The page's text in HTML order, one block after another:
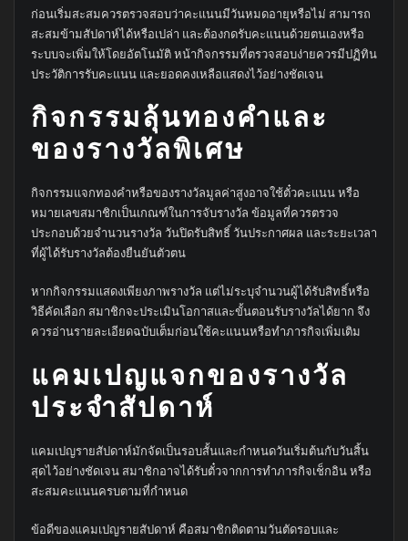
ก่อนเริ่มสะสมควรตรวจสอบว่าคะแนนมีวันหมดอายุหรือไม่ สามารถ
สะสมข้ามสัปดาห์ได้หรือเปล่า และต้องกดรับคะแนนด้วยตนเองหรือ
ระบบจะเพิ่มให้โดยอัตโนมัติ หน้ากิจกรรมที่ตรวจสอบง่ายควรมีปฏิทิน
ประวัติการรับคะแนน และยอดคงเหลือแสดงไว้อย่างชัดเจน
กิจกรรมลุ้นทองคำและ
ของรางวัลพิเศษ
กิจกรรมแจกทองคำหรือของรางวัลมูลค่าสูงอาจใช้ตั๋วคะแนน หรือ
หมายเลขสมาชิกเป็นเกณฑ์ในการจับรางวัล ข้อมูลที่ควรตรวจ
ประกอบด้วยจำนวนรางวัล วันปิดรับสิทธิ์ วันประกาศผล และระยะเวลา
ที่ผู้ได้รับรางวัลต้องยืนยันตัวตน
หากกิจกรรมแสดงเพียงภาพรางวัล แต่ไม่ระบุจำนวนผู้ได้รับสิทธิ์หรือ
วิธีคัดเลือก สมาชิกจะประเมินโอกาสและขั้นตอนรับรางวัลได้ยาก จึง
ควรอ่านรายละเอียดฉบับเต็มก่อนใช้คะแนนหรือทำภารกิจเพิ่มเติม
แคมเปญแจกของรางวัล
ประจำสัปดาห์
แคมเปญรายสัปดาห์มักจัดเป็นรอบสั้นและกำหนดวันเริ่มต้นกับวันสิ้น
สุดไว้อย่างชัดเจน สมาชิกอาจได้รับตั๋วจากการทำภารกิจเช็กอิน หรือ
สะสมคะแนนครบตามที่กำหนด
ข้อดีของแคมเปญรายสัปดาห์ คือสมาชิกติดตามวันตัดรอบและ